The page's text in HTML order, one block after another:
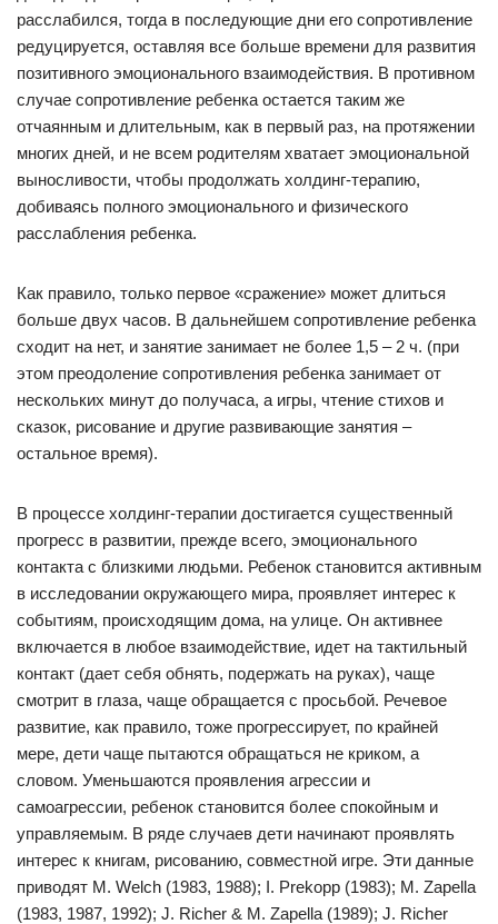
расслабился, тогда в последующие дни его сопротивление
редуцируется, оставляя все больше времени для развития
позитивного эмоционального взаимодействия. В противном
случае сопротивление ребенка остается таким же
отчаянным и длительным, как в первый раз, на протяжении
многих дней, и не всем родителям хватает эмоциональной
выносливости, чтобы продолжать холдинг-терапию,
добиваясь полного эмоционального и физического
расслабления ребенка.
Как правило, только первое «сражение» может длиться
больше двух часов. В дальнейшем сопротивление ребенка
сходит на нет, и занятие занимает не более 1,5 – 2 ч. (при
этом преодоление сопротивления ребенка занимает от
нескольких минут до получаса, а игры, чтение стихов и
сказок, рисование и другие развивающие занятия –
остальное время).
В процессе холдинг-терапии достигается существенный
прогресс в развитии, прежде всего, эмоционального
контакта с близкими людьми. Ребенок становится активным
в исследовании окружающего мира, проявляет интерес к
событиям, происходящим дома, на улице. Он активнее
включается в любое взаимодействие, идет на тактильный
контакт (дает себя обнять, подержать на руках), чаще
смотрит в глаза, чаще обращается с просьбой. Речевое
развитие, как правило, тоже прогрессирует, по крайней
мере, дети чаще пытаются обращаться не криком, а
словом. Уменьшаются проявления агрессии и
самоагрессии, ребенок становится более спокойным и
управляемым. В ряде случаев дети начинают проявлять
интерес к книгам, рисованию, совместной игре. Эти данные
приводят М. Welch (1983, 1988); I. Prekopp (1983); М. Zapella
(1983, 1987, 1992); J. Richer & М. Zapella (1989); J. Richer